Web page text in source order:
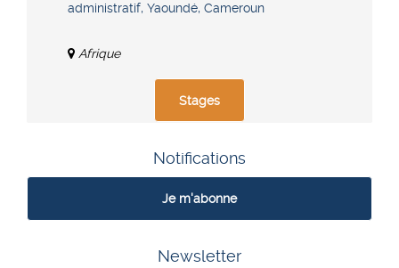
administratif, Yaoundé, Cameroun
Afrique
Stages
Notifications
Je m'abonne
Newsletter